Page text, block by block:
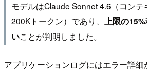
モデルはClaude Sonnet 4.6（コン
200Kトークン）であり、 上限の
いことが判明しました。
アプリケーションログにはエラー詳細